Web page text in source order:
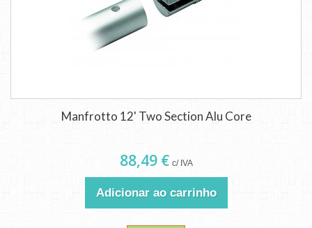
Manfrotto 12' Two Section Alu Core
88,49 € c/ IVA
Adicionar ao carrinho